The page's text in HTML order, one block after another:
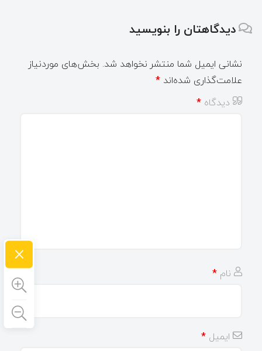
دیدگاهتان را بنویسید
نشانی ایمیل شما منتشر نخواهد شد. بخش‌های موردنیاز
علامت‌گذاری شده‌اند *
دیدگاه *
نام *
ایمیل *
×